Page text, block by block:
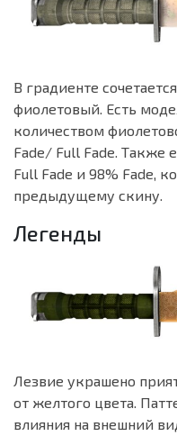
В градиенте
фиолетовый. Есть
количеством
Fade/ Full Fade. Также
Full Fade и 98% Fade,
предыдущему скину.
Легенды
Лезвие украшено
от желтого цвета.
влияния на внешний